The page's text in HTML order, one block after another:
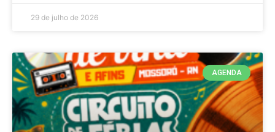
29 de julho de 2026
AGENDA